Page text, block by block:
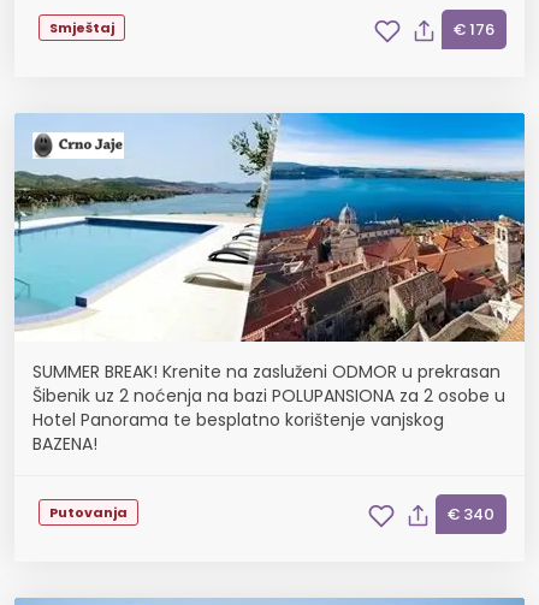
Smještaj € 176
SUMMER BREAK! Krenite na zasluženi ODMOR u prekrasan
Šibenik uz 2 noćenja na bazi POLUPANSIONA za 2 osobe u
Hotel Panorama te besplatno korištenje vanjskog
BAZENA!
Putovanja € 340